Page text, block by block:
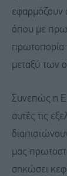
εφαρμόζουν
όπου με
πρωτοπορία
μεταξύ των
Συνεπώς η
αυτές τις
μας
σηκώσει